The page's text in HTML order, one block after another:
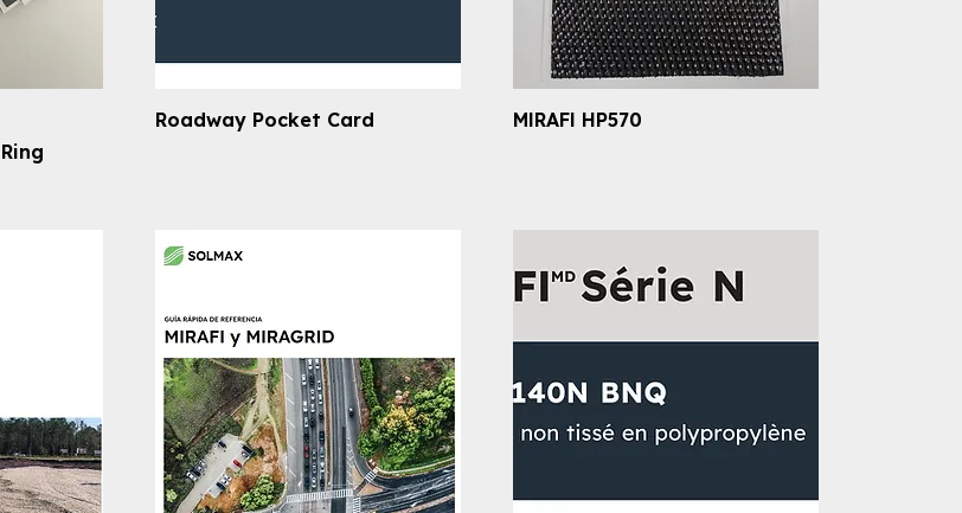
Roadway Pocket Card MIRAFI HP570